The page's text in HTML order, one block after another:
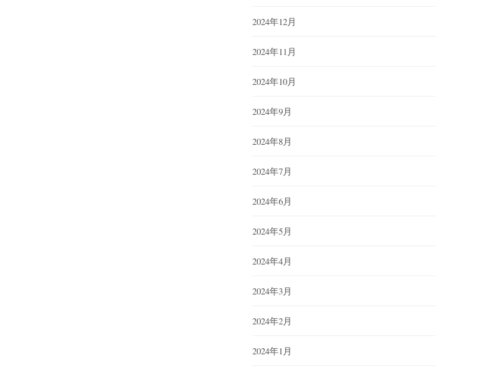
2024年12月
2024年11月
2024年10月
2024年9月
2024年8月
2024年7月
2024年6月
2024年5月
2024年4月
2024年3月
2024年2月
2024年1月